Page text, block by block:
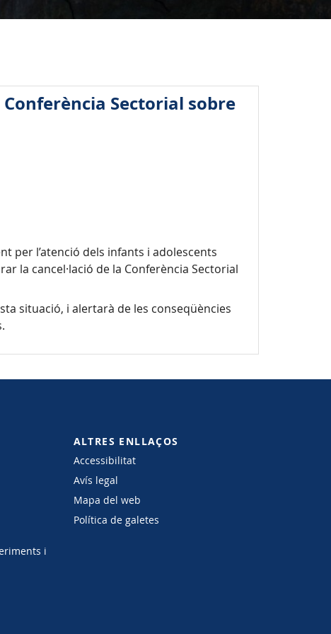
Sectorial sobre
per l’atenció dels infants i adolescents
la cancel·lació de la Conferència Sectorial
situació, i alertarà de les conseqüències
i
ALTRES ENLLAÇOS
Accessibilitat
Avís legal
Mapa del web
Política de galetes